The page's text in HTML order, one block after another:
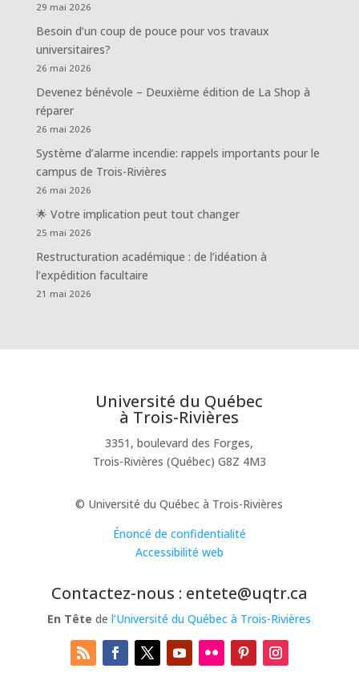
29 mai 2026
Besoin d’un coup de pouce pour vos travaux
universitaires?
26 mai 2026
Devenez bénévole – Deuxième édition de La Shop à
réparer
26 mai 2026
Système d’alarme incendie: rappels importants pour le
campus de Trois-Rivières
26 mai 2026
🌟 Votre implication peut tout changer
25 mai 2026
Restructuration académique : de l’idéation à
l’expédition facultaire
21 mai 2026
Université du Québec
à Trois-Rivières
3351, boulevard des Forges,
Trois-Rivières (Québec) G8Z 4M3
© Université du Québec à Trois-Rivières
Énoncé de confidentialité
Accessibilité web
Contactez-nous : entete@uqtr.ca
En Tête del’Université du Québec à Trois-Rivières